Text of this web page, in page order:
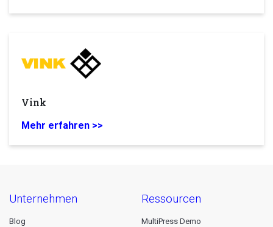
Vink
Mehr erfahren >>
unternehmen
Blog
ressourcen
MultiPress Demo